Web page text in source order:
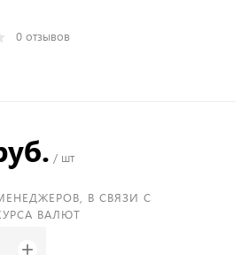
0 отзывов
/ шт
В СВЯЗИ С
ВАЛЮТ
+